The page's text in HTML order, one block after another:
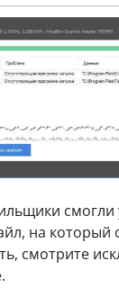
смогли
на который
смотрите